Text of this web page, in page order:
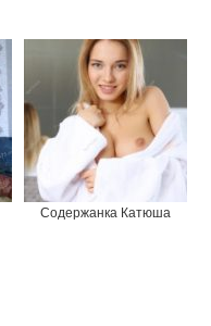
Содержанка Катюша